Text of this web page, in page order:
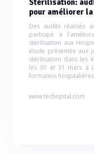
Stérilisation:
pour améliorer
Des audits réalisés
participé à
stérilisation aux
étude présentée aux
stérilisation dans les
les 30 et 31 mars à
formation hospitalières
www.techopital.com